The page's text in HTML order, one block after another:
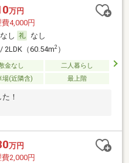
万円
4,000円
なし
なし
2LDK（60.54m2）
金なし
二人暮らし
場(近隣含) 最上階
！
万円
2,000円